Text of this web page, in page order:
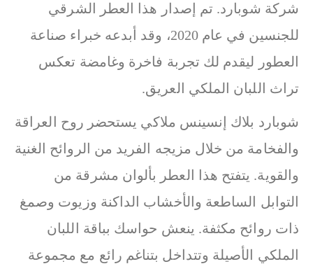
شركة شوبارد. تم إصدار هذا العطر الشرقي
للجنسين في عام 2020، وقد أبدعه خبراء صناعة
العطور ليقدم لك تجربة فاخرة وغامضة تعكس
تراث اللبان الملكي العريق.
شوبارد بلاك إنسينس ملاكي يستحضر روح العراقة
والفخامة من خلال مزيجه الفريد من الروائح الغنية
والقوية. يتفتح هذا العطر بألوان مشرقة من
التوابل الساطعة والأخشاب الداكنة وزيوت وصمغ
ذات روائح مكثفة. ينعش حواسك بباقة اللبان
الملكي الأصيلة وتتداخل بتناغم رائع مع مجموعة